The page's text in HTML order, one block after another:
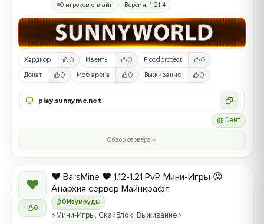
0 игроков онлайн Версия: 1.21.4
Хардкор 0 Ивенты 0 Floodprotect 0
Донат 0 Моб арена 0 Выживание 0
play.sunnymc.net
Сайт
Обзор сервера
❤
0
0 Изумруды
❤️ BarsMine ❤️ 1.12-1.21 PvP, Мини-Игры 😡
Анархия сервер Майнкрафт
⚡Мини-Игры, СкайБлок, Выживание⚡